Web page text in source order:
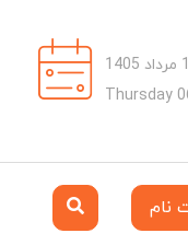
Thursday
نام